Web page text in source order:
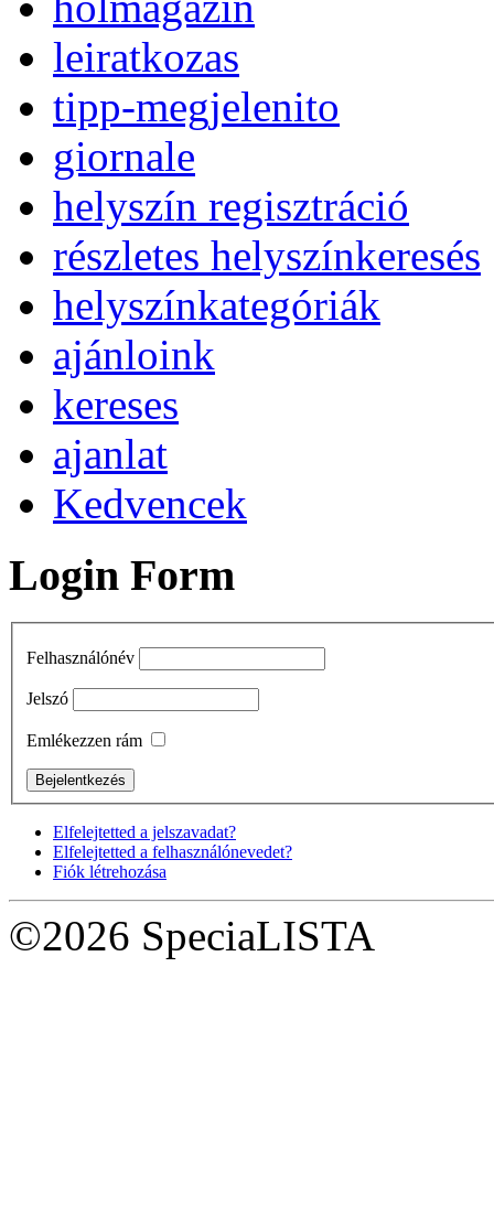
leiratkozas
tipp-megjelenito
giornale
helyszín regisztráció
részletes helyszínkeresés
helyszínkategóriák
ajánloink
kereses
ajanlat
Kedvencek
Login Form
Felhasználónév
Jelszó
Emlékezzen rám
Elfelejtetted a jelszavadat?
Elfelejtetted a felhasználónevedet?
Fiók létrehozása
©2026 SpeciaLISTA